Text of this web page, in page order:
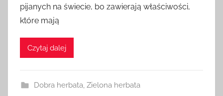
pijanych na świecie, bo zawierają właściwości,
które mają
Czytaj dalej
Dobra herbata, Zielona herbata